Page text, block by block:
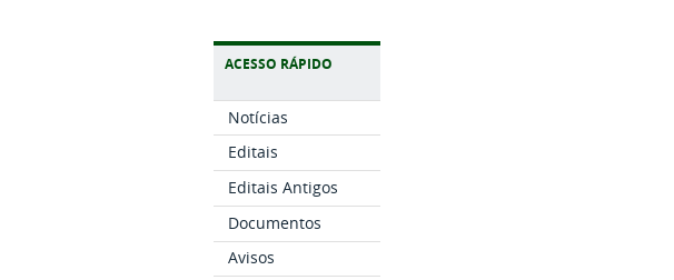
ACESSO RÁPIDO
Notícias
Editais
Editais Antigos
Documentos
Avisos